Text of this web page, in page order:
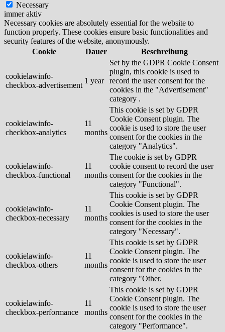
Necessary
immer aktiv
Necessary cookies are absolutely essential for the website to
function properly. These cookies ensure basic functionalities and
security features of the website, anonymously.
Cookie
Dauer Beschreibung
cookielawinfo-
checkbox-advertisement
1 year
Set by the GDPR Cookie Consent
plugin, this cookie is used to
record the user consent for the
cookies in the "Advertisement"
category .
cookielawinfo-
checkbox-analytics
11
months
This cookie is set by GDPR
Cookie Consent plugin. The
cookie is used to store the user
consent for the cookies in the
category "Analytics".
cookielawinfo-
checkbox-functional
11
months
The cookie is set by GDPR
cookie consent to record the user
consent for the cookies in the
category "Functional".
cookielawinfo-
checkbox-necessary
11
months
This cookie is set by GDPR
Cookie Consent plugin. The
cookies is used to store the user
consent for the cookies in the
category "Necessary".
cookielawinfo-
checkbox-others
11
months
This cookie is set by GDPR
Cookie Consent plugin. The
cookie is used to store the user
consent for the cookies in the
category "Other.
cookielawinfo-
checkbox-performance
11
months
This cookie is set by GDPR
Cookie Consent plugin. The
cookie is used to store the user
consent for the cookies in the
category "Performance".